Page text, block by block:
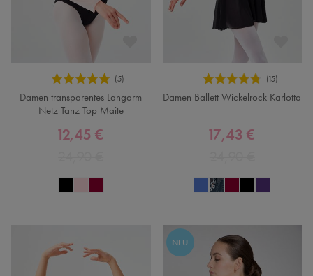
Damen transparentes Langarm
Netz Tanz Top Maite
12,45 €
Damen Ballett Wickelrock Karlotta
17,43 €
NEU